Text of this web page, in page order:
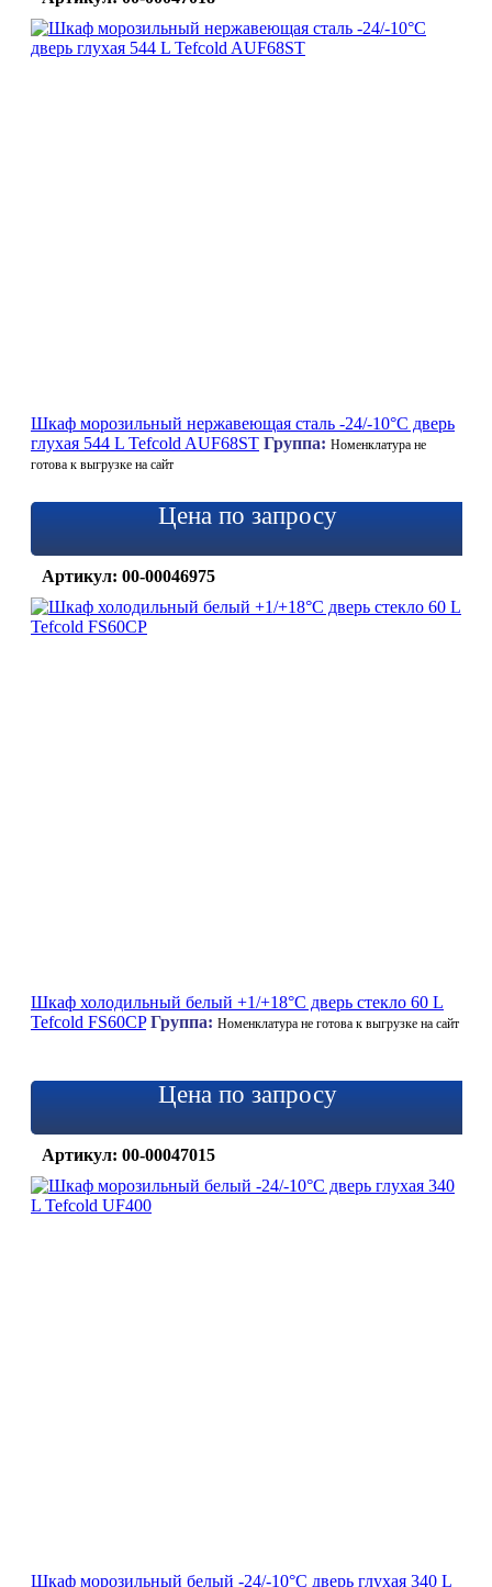
Шкаф морозильный нержавеющая сталь -24/-10°C дверь
глухая 544 L Tefcold AUF68ST Группа: Номенклатура не
готова к выгрузке на сайт
Цена по запросу
Артикул: 00-00046975
Шкаф холодильный белый +1/+18°C дверь стекло 60 L
Tefcold FS60CP Группа: Номенклатура не готова к выгрузке на сайт
Цена по запросу
Артикул: 00-00047015
Шкаф морозильный белый -24/-10°C дверь глухая 340 L